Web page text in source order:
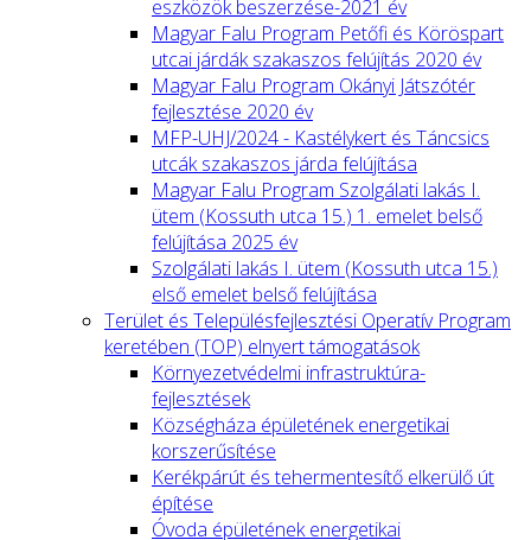
eszközök beszerzése-2021 év
Magyar Falu Program Petőfi és Köröspart
utcai járdák szakaszos felújítás 2020 év
Magyar Falu Program Okányi Játszótér
fejlesztése 2020 év
MFP-UHJ/2024 - Kastélykert és Táncsics
utcák szakaszos járda felújítása
Magyar Falu Program Szolgálati lakás I.
ütem (Kossuth utca 15.) 1. emelet belső
felújítása 2025 év
Szolgálati lakás I. ütem (Kossuth utca 15.)
első emelet belső felújítása
Terület és Településfejlesztési Operatív Program
keretében (TOP) elnyert támogatások
Környezetvédelmi infrastruktúra-
fejlesztések
Községháza épületének energetikai
korszerűsítése
Kerékpárút és tehermentesítő elkerülő út
építése
Óvoda épületének energetikai